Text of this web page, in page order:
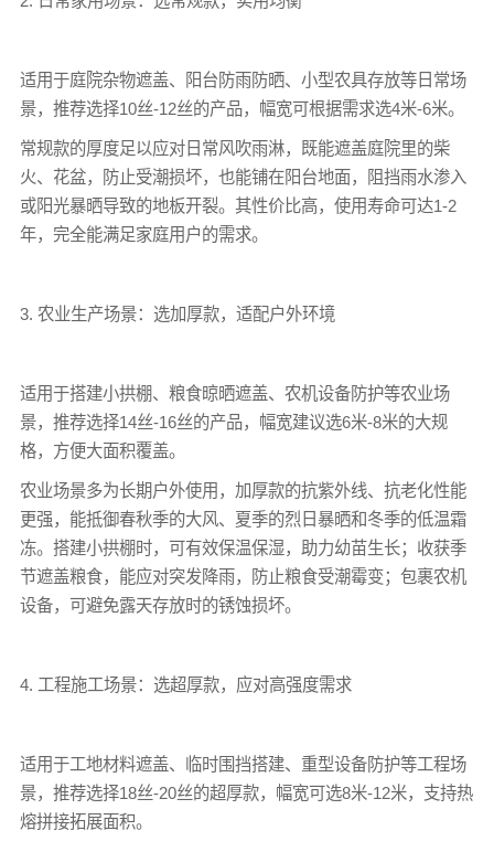
适用于庭院杂物遮盖、阳台防雨防晒、小型农具存放等日常场
景，推荐选择10丝-12丝的产品，幅宽可根据需求选4米-6米。
常规款的厚度足以应对日常风吹雨淋，既能遮盖庭院里的柴
火、花盆，防止受潮损坏，也能铺在阳台地面，阻挡雨水渗入
或阳光暴晒导致的地板开裂。其性价比高，使用寿命可达1-2
年，完全能满足家庭用户的需求。
3. 农业生产场景：选加厚款，适配户外环境
适用于搭建小拱棚、粮食晾晒遮盖、农机设备防护等农业场
景，推荐选择14丝-16丝的产品，幅宽建议选6米-8米的大规
格，方便大面积覆盖。
农业场景多为长期户外使用，加厚款的抗紫外线、抗老化性能
更强，能抵御春秋季的大风、夏季的烈日暴晒和冬季的低温霜
冻。搭建小拱棚时，可有效保温保湿，助力幼苗生长；收获季
节遮盖粮食，能应对突发降雨，防止粮食受潮霉变；包裹农机
设备，可避免露天存放时的锈蚀损坏。
4. 工程施工场景：选超厚款，应对高强度需求
适用于工地材料遮盖、临时围挡搭建、重型设备防护等工程场
景，推荐选择18丝-20丝的超厚款，幅宽可选8米-12米，支持热
熔拼接拓展面积。